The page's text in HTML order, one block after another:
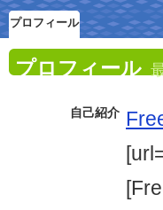
プロフィール
プロフィール
自己紹介